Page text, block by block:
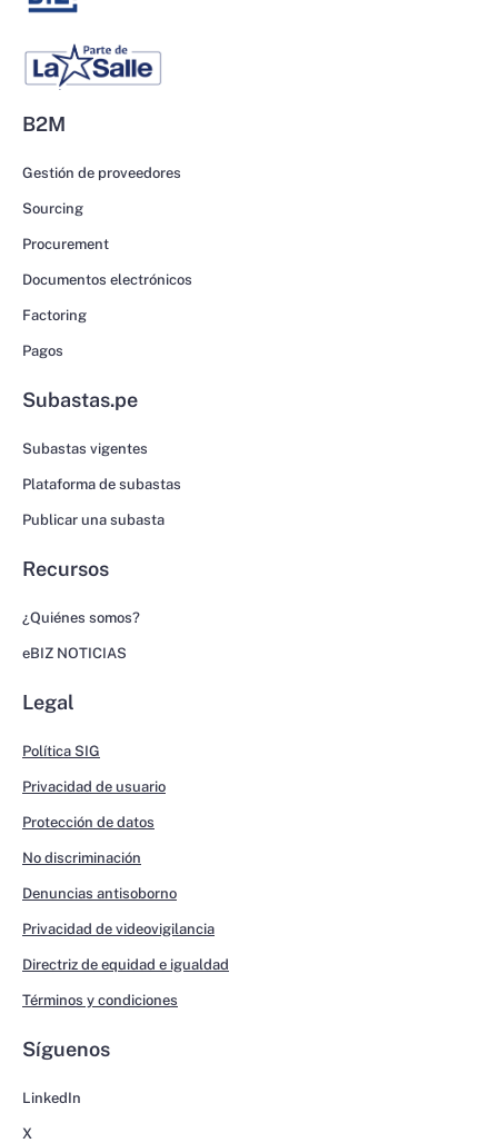
B2M
Gestión de proveedores
Sourcing
Procurement
Documentos electrónicos
Factoring
Pagos
Subastas.pe
Subastas vigentes
Plataforma de subastas
Publicar una subasta
Recursos
¿Quiénes somos?
eBIZ NOTICIAS
Legal
Política SIG
Privacidad de usuario
Protección de datos
No discriminación
Denuncias antisoborno
Privacidad de videovigilancia
Directriz de equidad e igualdad
Términos y condiciones
Síguenos
LinkedIn
X